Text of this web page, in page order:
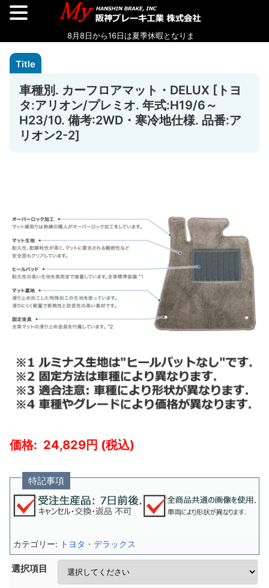
車種別. カーフロアマット・DELUX [トヨ
タ:アリオン/プレミオ. 年式:H19/6～
H23/10. 備考:2WD・寒冷地仕様. 品番:ア
リオン2-2]
24,829
特記事項
選択項目
カテゴリー: トヨタ・デラックス